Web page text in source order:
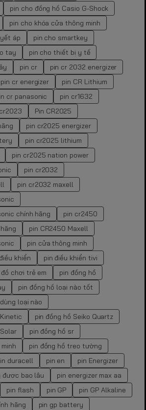
pin cho đồng hồ Casio G-Shock
pin cho khóa cửa thông minh
áp
pin cho smartkey
tay
pin cho thiết bị y tế
pin cr
pin cr 2032 energizer
pin cr energizer
pin CR Lithium
cr panasonic
pin cr1632
Pin CR2025
pin cr2025 energizer
pin cr2025 lithium
pin cr2025 nation power
pin cr2032
pin cr2032 maxell
chính hãng
pin cr2450
pin CR2450 Maxell
pin cửa thông minh
khiển
pin điều khiển tivi
chơi trẻ em
pin đồng hồ
pin đồng hồ loại nào tốt
loại nào
pin đồng hồ Seiko Quartz
pin đồng hồ sr
pin đồng hồ treo tường
duracell pin en
pin Energizer
được bao lâu
pin energizer max aa
pin flash pin GP
pin GP Alkaline
hãng
pin gp battery